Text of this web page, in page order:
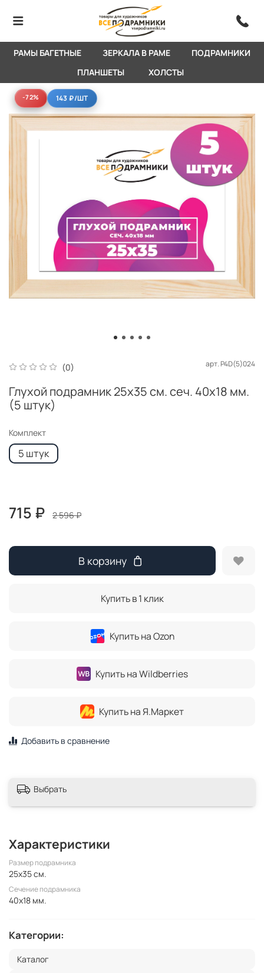
РАМЫ БАГЕТНЫЕ ЗЕРКАЛА В РАМЕ
ПОДРАМНИКИ
ПЛАНШЕТЫ
ХОЛСТЫ
-72%
-72% 143 ₽/ШТ
(0) арт.P4D(5)024
Глухой подрамник 25x35 см. сеч. 40х18 мм.
(5 штук)
Комплект
5 штук
715 ₽ 2 596 ₽
В корзину
Купить в 1 клик
Купить на Ozon
Купить на Wildberries
Купить на Я.Маркет
Добавить в сравнение
Выбрать
Характеристики
Размер подрамника
25x35 см.
Сечение подрамника
40x18 мм.
Категории:
Каталог